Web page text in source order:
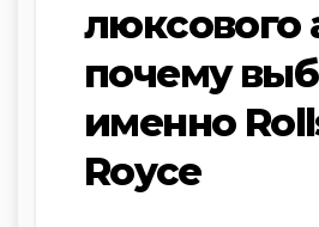
люксового
почему
именно
Royce